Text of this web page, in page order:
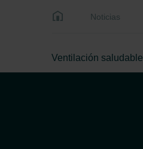
Noticias
Ventilación saludable